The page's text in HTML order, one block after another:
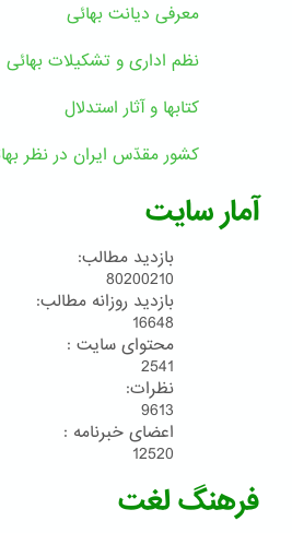
معرفی دیانت بهائی
نظم اداری و تشکیلات بهائی
کتابها و آثار استدلال
کشور مقدّس ایران در نظر
آمار سایت
بازدید مطالب:
80200210
بازدید روزانه مطالب:
16648
محتوای سایت :
2541
نظرات:
9613
اعضای خبرنامه :
12520
فرهنگ لغت